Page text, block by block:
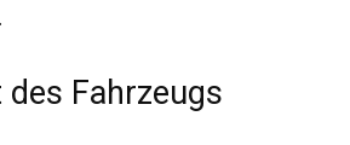
des Fahrzeugs